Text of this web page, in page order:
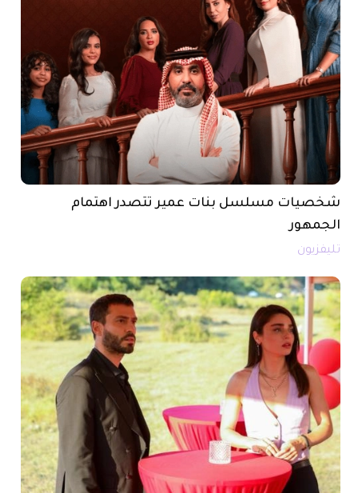
شخصيات مسلسل بنات عمير تتصدر اهتمام
الجمهور
تليفزيون